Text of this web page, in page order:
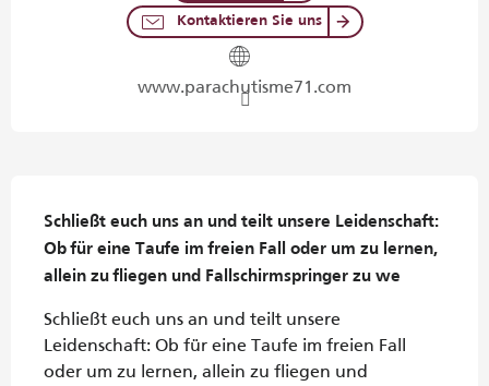
Kontaktieren Sie uns
www.parachutisme71.com
Schließt euch uns an und teilt unsere Leidenschaft:
Ob für eine Taufe im freien Fall oder um zu lernen,
allein zu fliegen und Fallschirmspringer zu we
Schließt euch uns an und teilt unsere
Leidenschaft: Ob für eine Taufe im freien Fall
oder um zu lernen, allein zu fliegen und